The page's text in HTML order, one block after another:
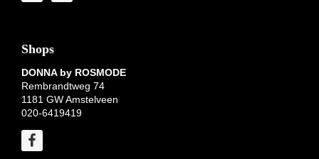
Shops
DONNA by ROSMODE
Rembrandtweg 74
1181 GW Amstelveen
020-6419419